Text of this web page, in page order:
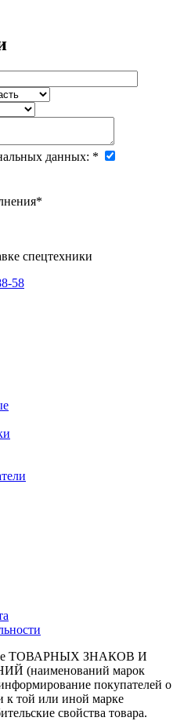
данных: *
*
спецтехники
58
ТОВАРНЫХ ЗНАКОВ И
марок
покупателей о
к той или иной марке
свойства товара.